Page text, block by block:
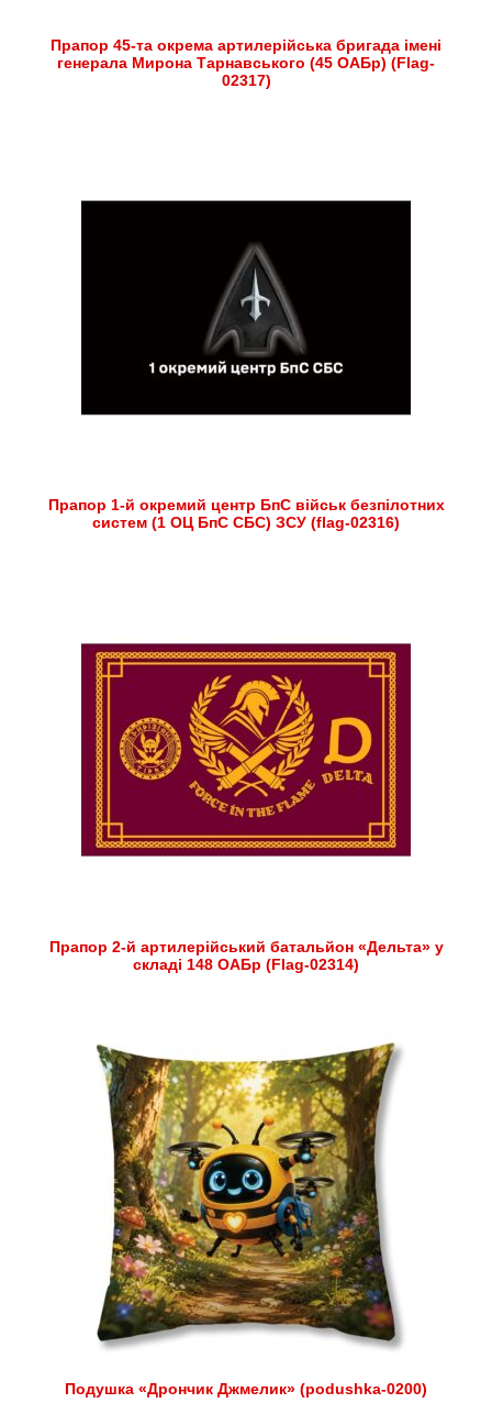
Прапор 45-та окрема артилерійська бригада імені
генерала Мирона Тарнавського (45 ОАБр) (Flag-
02317)
Прапор 1-й окремий центр БпС військ безпілотних
систем (1 ОЦ БпС СБС) ЗСУ (flag-02316)
Прапор 2-й артилерійський батальйон «Дельта» у
складі 148 ОАБр (Flag-02314)
Подушка «Дрончик Джмелик» (podushka-0200)